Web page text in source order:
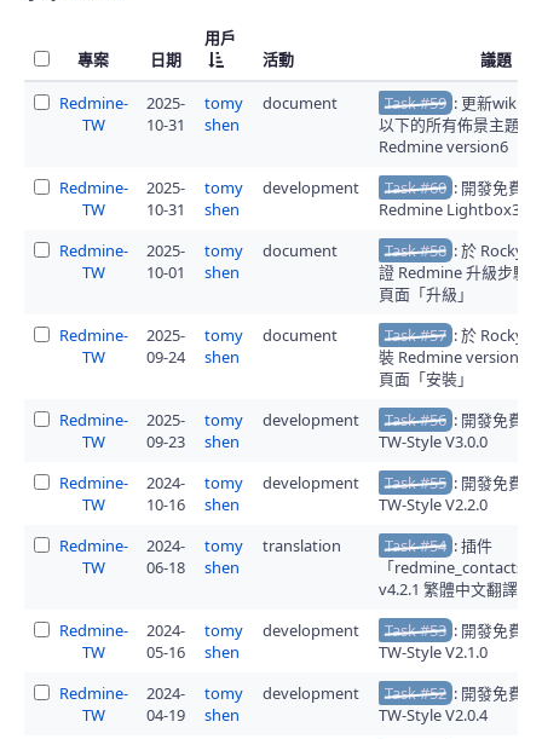
專案 日期
用戶
活動
議題
Redmine-
TW
2025-
10-31
tomy
shen
document Task #59 : 更新wiki
以下的所有佈景主題以
Redmine version6
Redmine-
TW
2025-
10-31
tomy
shen
development Task #60 : 開發免費
Redmine Lightbox3
Redmine-
TW
2025-
10-01
tomy
shen
document Task #58 : 於
證 Redmine 升級步驟
頁面「升級」
Redmine-
TW
2025-
09-24
tomy
shen
document Task #57 : 於
裝 Redmine version6
頁面「安裝」
Redmine-
TW
2025-
09-23
tomy
shen
development Task #56 : 開發免費
TW-Style V3.0.0
Redmine-
TW
2024-
10-16
tomy
shen
development Task #55 : 開發免費
TW-Style V2.2.0
Redmine-
TW
2024-
06-18
tomy
shen
translation Task #54 : 插件
「
v4.2.1 繁體中文翻譯的
Redmine-
TW
2024-
05-16
tomy
shen
development Task #53 : 開發免費
TW-Style V2.1.0
Redmine-
TW
2024-
04-19
tomy
shen
development Task #52 : 開發免費
TW-Style V2.0.4